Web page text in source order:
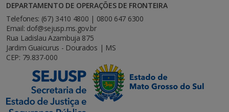
DEPARTAMENTO DE OPERAÇÕES DE FRONTEIRA
Telefones: (67) 3410 4800 | 0800 647 6300
Email: dof@sejusp.ms.gov.br
Rua Ladislau Azambuja 875
Jardim Guaicurus - Dourados | MS
CEP: 79.837-000